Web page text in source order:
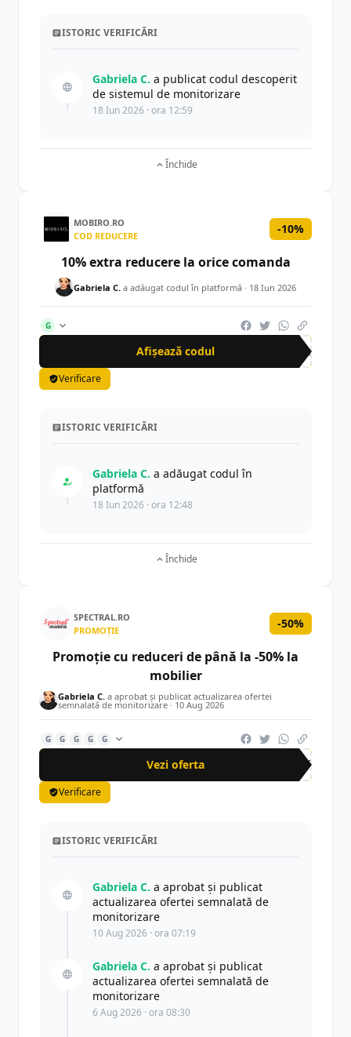
ISTORIC VERIFICĂRI
Gabriela C. a publicat codul descoperit
de sistemul de monitorizare
18 Iun 2026 · ora 12:59
Închide
MOBIRO.RO
COD REDUCERE
-10%
10% extra reducere la orice comanda
Gabriela C. a adăugat codul în platformă · 18 Iun 2026
G
Afișează codul ext
Verificare
ISTORIC VERIFICĂRI
Gabriela C. a adăugat codul în
platformă
18 Iun 2026 · ora 12:48
Închide
SPECTRAL.RO
PROMOȚIE
-50%
Promoție cu reduceri de până la -50% la
mobilier
Gabriela C. a aprobat și publicat actualizarea ofertei
semnalată de monitorizare · 10 Aug 2026
G G G G G
Vezi oferta -50%
Verificare
ISTORIC VERIFICĂRI
Gabriela C. a aprobat și publicat
actualizarea ofertei semnalată de
monitorizare
10 Aug 2026 · ora 07:19
Gabriela C. a aprobat și publicat
actualizarea ofertei semnalată de
monitorizare
6 Aug 2026 · ora 08:30